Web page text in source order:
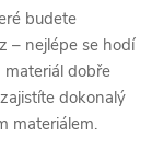
budete
– nejlépe se hodí
materiál dobře
dokonalý
materiálem.